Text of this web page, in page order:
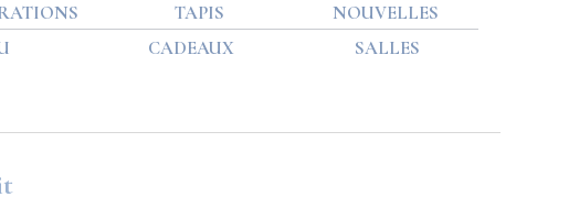
TAPIS
NOUVELLES
CADEAUX SALLES